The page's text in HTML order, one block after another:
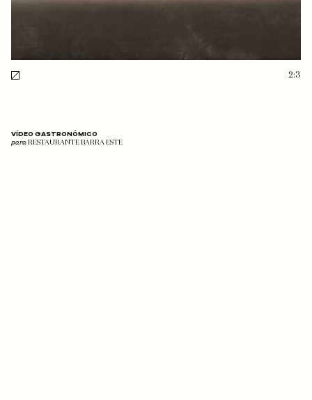
2:3
VÍDEO GASTRONÓMICO
para RESTAURANTE BARRA ESTE